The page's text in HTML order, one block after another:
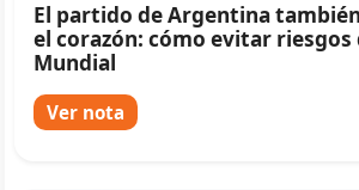
El partido de Argentina
el corazón: cómo evitar
Mundial
Ver nota